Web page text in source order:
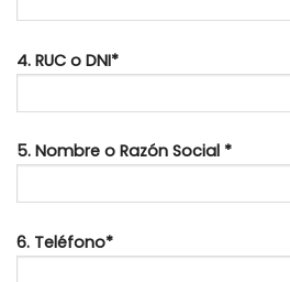
4. RUC o DNI*
5. Nombre o Razón Social *
6. Teléfono*